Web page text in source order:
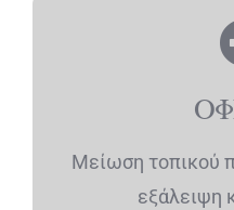
Μείωση τοπικού
εξάλειψη